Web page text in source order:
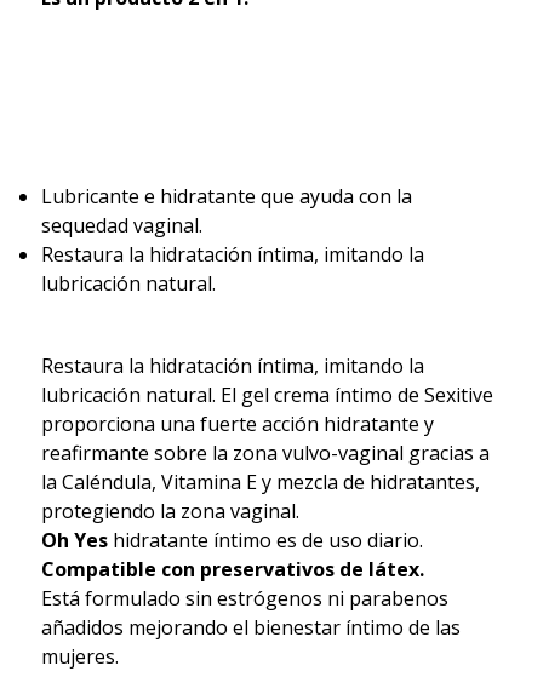
Lubricante e hidratante que ayuda con la
sequedad vaginal.
Restaura la hidratación íntima, imitando la
lubricación natural.
Restaura la hidratación íntima, imitando la
lubricación natural. El gel crema íntimo de Sexitive
proporciona una fuerte acción hidratante y
reafirmante sobre la zona vulvo-vaginal gracias a
la Caléndula, Vitamina E y mezcla de hidratantes,
protegiendo la zona vaginal.
Oh Yeshidratante íntimo es de uso diario.
Compatible con preservativos de látex.
Está formulado sin estrógenos ni parabenos
añadidos mejorando el bienestar íntimo de las
mujeres.